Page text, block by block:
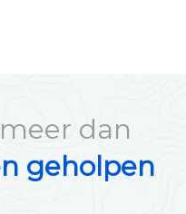
dan
geholpen